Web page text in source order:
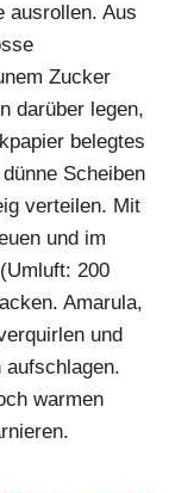
ausrollen. Aus
Zucker
darüber legen,
belegtes
Scheiben
verteilen. Mit
und im
200
Amarula,
und
aufschlagen.
warmen